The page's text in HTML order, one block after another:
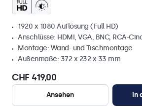
1920 x 1080 Auflösung (Full HD)
Anschlüsse: HDMI, VGA, BNC, RCA-
Montage: Wand- und Tischmontage
Außenmaße: 372 x 232 x 33 mm
CHF 419,00
Ansehen In